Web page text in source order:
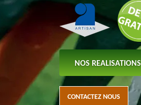
NOS REALISATIONS
CONTACTEZ NOUS